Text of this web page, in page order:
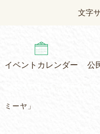
文字
イベントカレンダー 公
ーヤ」